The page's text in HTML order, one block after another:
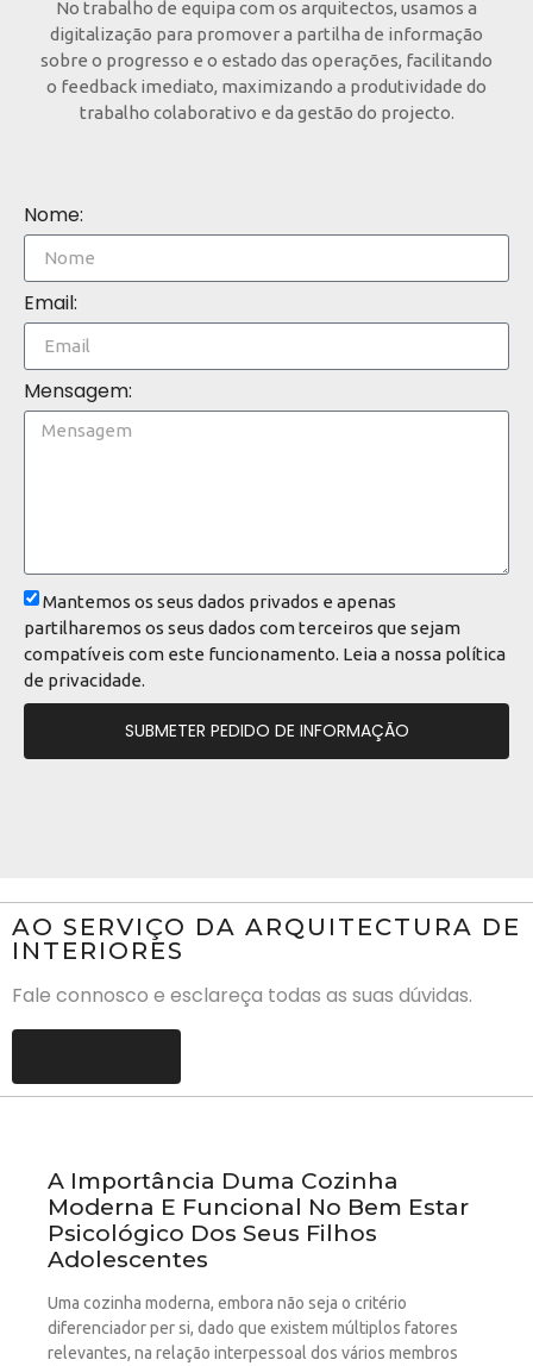
No trabalho de equipa com os arquitectos, usamos a
digitalização para promover a partilha de informação
sobre o progresso e o estado das operações, facilitando
o feedback imediato, maximizando a produtividade do
trabalho colaborativo e da gestão do projecto.
Nome:
Email:
Mensagem:
Mantemos os seus dados privados e apenas
partilharemos os seus dados com terceiros que sejam
compatíveis com este funcionamento. Leia a nossa política
de privacidade
SUBMETER PEDIDO DE INFORMAÇÃO
AO SERVIÇO DA ARQUITECTURA DE
INTERIORES
Fale connosco e esclareça todas as suas dúvidas.
A Importância Duma Cozinha
Moderna E Funcional No Bem Estar
Psicológico Dos Seus Filhos
Adolescentes
Uma cozinha moderna, embora não seja o critério
diferenciador per si, dado que existem múltiplos fatores
relevantes, na relação interpessoal dos vários membros